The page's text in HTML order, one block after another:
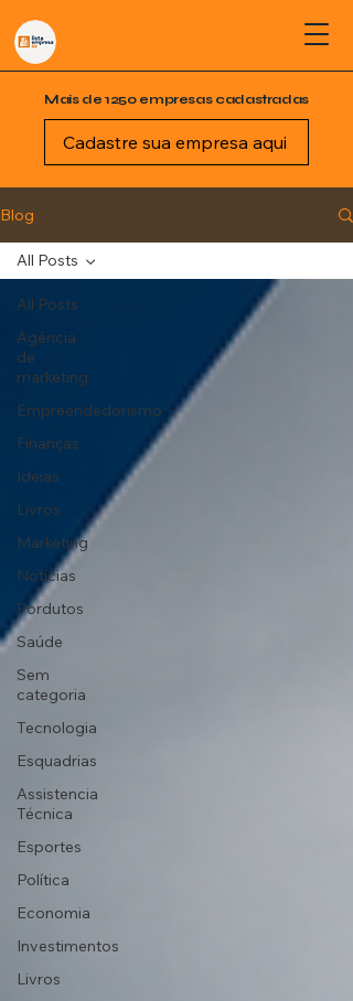
Mais de 1250 empresas cadastradas
Cadastre sua empresa aqui
Blog
All Posts
Agência
de
marketing
Empreendedorismo
Finanças
Ideias
Livros
Marketing
Notícias
Pordutos
Saúde
Sem
categoria
Tecnologia
Esquadrias
Assistencia
Técnica
Esportes
Política
Economia
Investimentos
Livros
All Posts